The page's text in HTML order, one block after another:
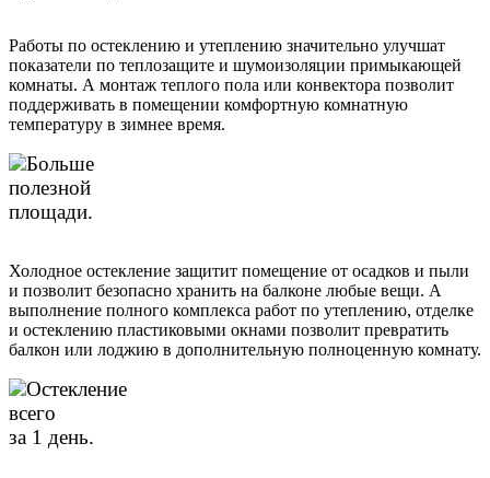
Работы по остеклению и утеплению значительно улучшат
показатели по теплозащите и шумоизоляции примыкающей
комнаты. А монтаж теплого пола или конвектора позволит
поддерживать в помещении комфортную комнатную
температуру в зимнее время.
Больше
полезной
площади.
Холодное остекление защитит помещение от осадков и пыли
и позволит безопасно хранить на балконе любые вещи. А
выполнение полного комплекса работ по утеплению, отделке
и остеклению пластиковыми окнами позволит превратить
балкон или лоджию в дополнительную полноценную комнату.
Остекление
всего
за 1 день.